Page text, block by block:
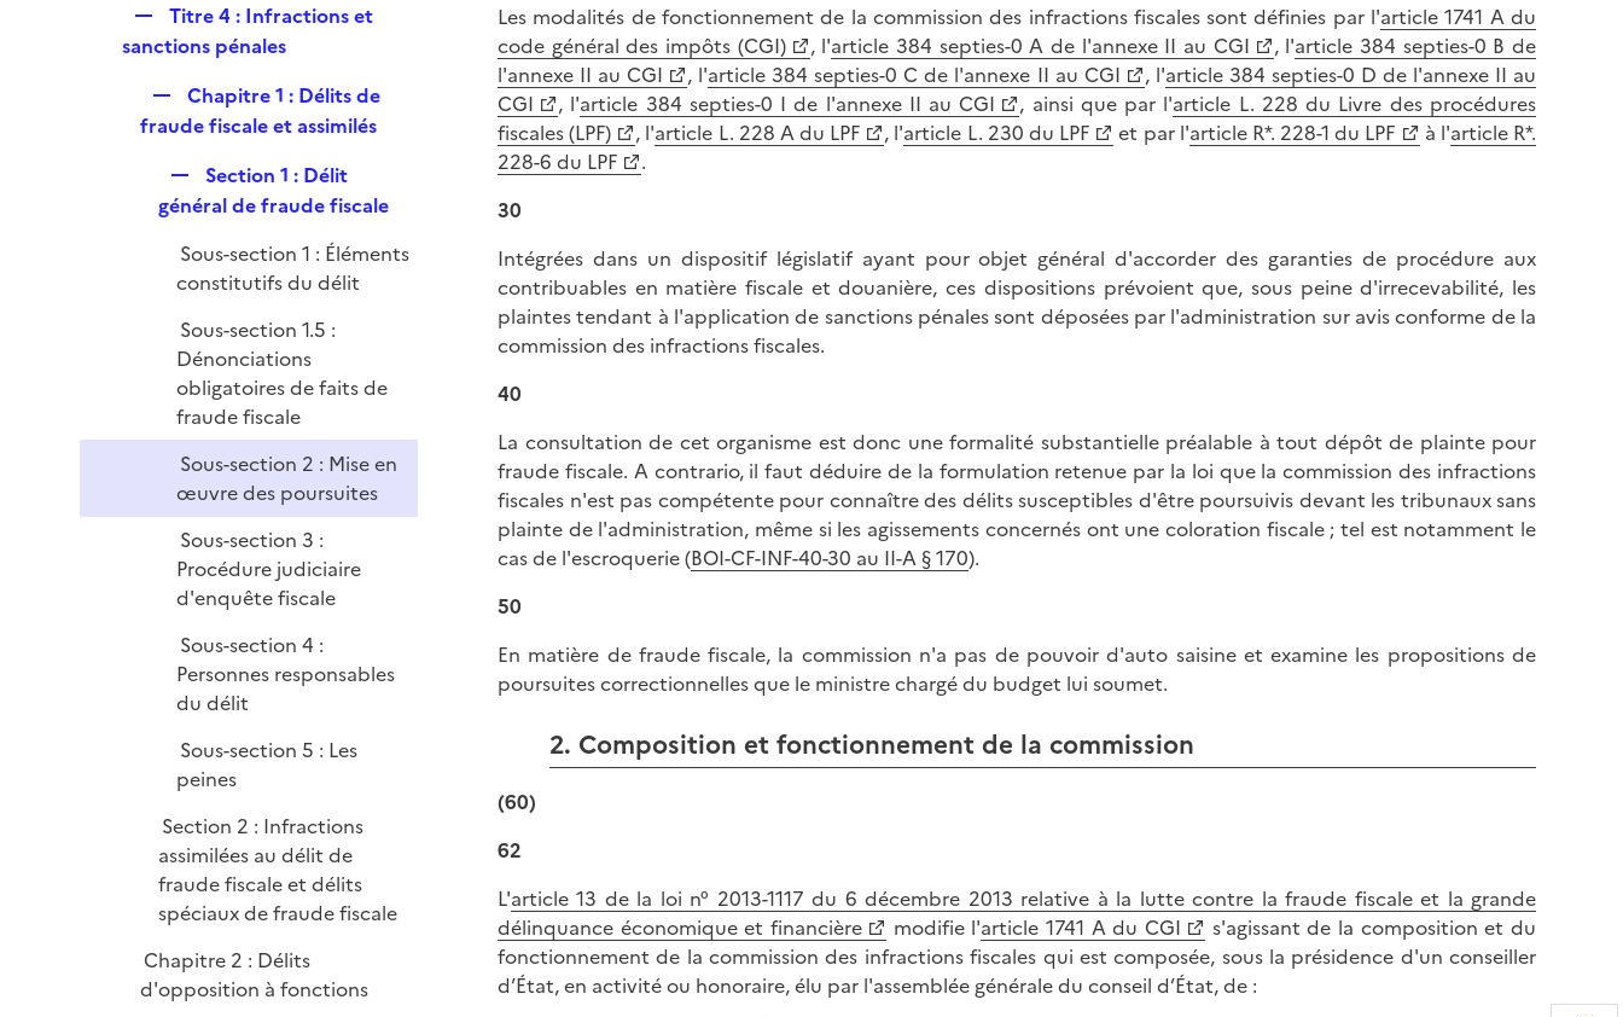
ie
l
i
Titre 4 : Infractions et
sanctions pénales
e
l
i
e
r
Chapitre 1 : Délits de
fraude fiscale et assimilés
e
l
i
r
Section 1 : Délit
général de fraude fiscale
Sous-section 1 : Éléments
constitutifs du délit
Sous-section 1.5 :
Dénonciations
obligatoires de faits de
fraude fiscale
Sous-section 2 : Mise en
œuvre des poursuites
Sous-section 3 :
Procédure judiciaire
d'enquête fiscale
Sous-section 4 :
Personnes responsables
du délit
Sous-section 5 : Les
peines
Section 2 : Infractions
assimilées au délit de
fraude fiscale et délits
spéciaux de fraude fiscale
Chapitre 2 : Délits
d'opposition à fonctions
Les modalités de fonctionnement de la commission des infractions fiscales sont définies par l'article 1741 A du
code général des impôts (CGI)
, l'article 384 septies-0 A de l'annexe II au CGI , l'article 384 septies-0 B de
l'annexe II au CGI
, l'article 384 septies-0 C de l'annexe II au CGI , l'article 384 septies-0 D de l'annexe II au
CGI
, l'article 384 septies-0 I de l'annexe II au CGI , ainsi que par l'article L. 228 du Livre des procédures
fiscales (LPF)
, l'article L. 228 A du LPF , l'article L. 230 du LPF et par l'article R*. 228-1 du LPF à l'article R*.
228-6 du LPF
.
30
Intégrées dans un dispositif législatif ayant pour objet général d'accorder des garanties de procédure aux
contribuables en matière fiscale et douanière, ces dispositions prévoient que, sous peine d'irrecevabilité, les
plaintes tendant à l'application de sanctions pénales sont déposées par l'administration sur avis conforme de la
commission des infractions fiscales.
40
La consultation de cet organisme est donc une formalité substantielle préalable à tout dépôt de plainte pour
fraude fiscale. A contrario, il faut déduire de la formulation retenue par la loi que la commission des infractions
fiscales n'est pas compétente pour connaître des délits susceptibles d'être poursuivis devant les tribunaux sans
plainte de l'administration, même si les agissements concernés ont une coloration fiscale ; tel est notamment le
cas de l'escroquerie (BOI-CF-INF-40-30 au II-A § 170).
50
En matière de fraude fiscale, la commission n'a pas de pouvoir d'auto saisine et examine les propositions de
poursuites correctionnelles que le ministre chargé du budget lui soumet.
2. Composition et fonctionnement de la commission
(60)
62
L'article 13 de la loi n° 2013-1117 du 6 décembre 2013 relative à la lutte contre la fraude fiscale et la grande
délinquance économique et financière
modifie l'article 1741 A du CGI
s'agissant de la composition et du
fonctionnement de la commission des infractions fiscales qui est composée, sous la présidence d'un conseiller
d’État, en activité ou honoraire, élu par l'assemblée générale du conseil d’État, de :